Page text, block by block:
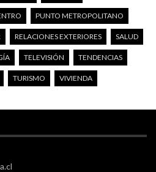
PUNTO METROPOLITANO
RELACIONES EXTERIORES SALUD
TELEVISIÓN TENDENCIAS
TURISMO VIVIENDA